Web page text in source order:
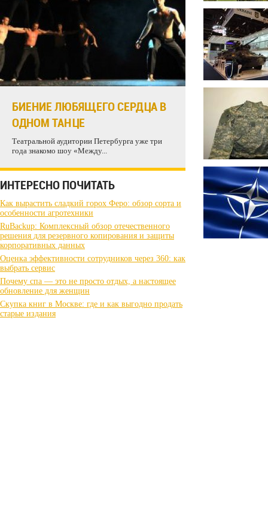
БИЕНИЕ ЛЮБЯЩЕГО СЕРДЦА В
ОДНОМ ТАНЦЕ
Театральной аудитории Петербурга уже три
года знакомо шоу «Между...
ИНТЕРЕСНО ПОЧИТАТЬ
Как вырастить сладкий горох Феро: обзор сорта и
особенности агротехники
RuBackup: Комплексный обзор отечественного
решения для резервного копирования и защиты
корпоративных данных
Оценка эффективности сотрудников через 360: как
выбрать сервис
Почему спа — это не просто отдых, а настоящее
обновление для женщин
Скупка книг в Москве: где и как выгодно продать
старые издания